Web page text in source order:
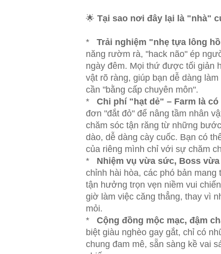
🌟 Tại sao nơi đây lại là "nhà"
* Trải nghiệm "nhẹ tựa lông
năng rườm rà, "hack não" ép
ngày đêm. Mọi thứ được tối giản
vật rõ ràng, giúp bạn dễ dàng
cần "bằng cấp chuyên môn".
* Chi phí "hạt dẻ" – Farm là có
đơn "đắt đỏ" để nâng tầm nhân
chăm sóc tận răng từ những
dào, dễ dàng cày cuốc. Bạn có
của riêng mình chỉ với sự chăm
* Nhiệm vụ vừa sức, Boss
chỉnh hài hòa, các phó bản
tận hưởng trọn vẹn niềm vui
giờ làm việc căng thẳng, thay vì
mỏi.
* Cộng đồng mộc mạc, đậm
biệt giàu nghèo gay gắt, chỉ có
chung đam mê, sẵn sàng kề vai